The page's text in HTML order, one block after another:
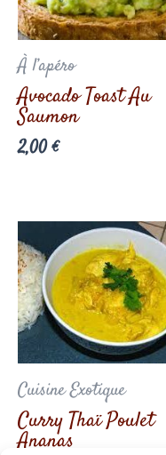
À l’apéro
Avocado Toast Au
Saumon
2,00€
Cuisine Exotique
Curry Thaï Poulet
Ananas